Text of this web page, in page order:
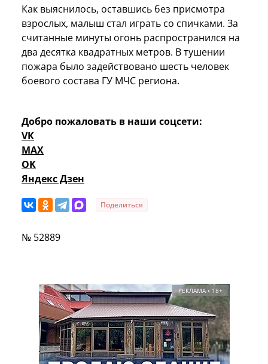
Как выяснилось, оставшись без присмотра
взрослых, малыш стал играть со спичками. За
считанные минуты огонь распространился на
два десятка квадратных метров. В тушении
пожара было задействовано шесть человек
боевого состава ГУ МЧС региона.
Добро пожаловать в наши соцсети:
VK
MAX
OK
Яндекс Дзен
Поделиться
№ 52889
РЕКЛАМА • 18+